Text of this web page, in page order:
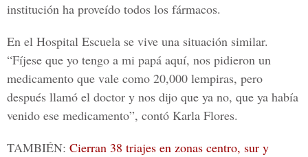
institución ha proveído todos los fármacos.
En el Hospital Escuela se vive una situación similar.
“Fíjese que yo tengo a mi papá aquí, nos pidieron un
medicamento que vale como 20,000 lempiras, pero
después llamó el doctor y nos dijo que ya no, que ya había
venido ese medicamento”, contó Karla Flores.
TAMBIÉN: Cierran 38 triajes en zonas centro, sur y